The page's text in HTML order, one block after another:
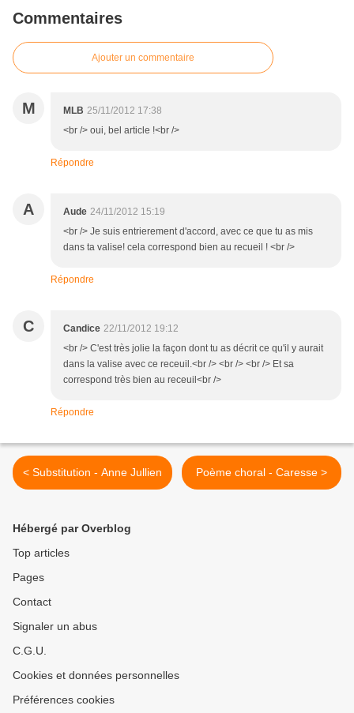
Commentaires
Ajouter un commentaire
M MLB 25/11/2012 17:38
<br /> oui, bel article !<br />
Répondre
A Aude 24/11/2012 15:19
<br /> Je suis entrierement d'accord, avec ce que tu as mis
dans ta valise! cela correspond bien au recueil ! <br />
Répondre
C Candice 22/11/2012 19:12
<br /> C'est très jolie la façon dont tu as décrit ce qu'il y aurait
dans la valise avec ce receuil.<br /> <br /> <br /> Et sa
correspond très bien au receuil<br />
Répondre
< Substitution - Anne Jullien Poème choral - Caresse >
Hébergé par Overblog
Top articles
Pages
Contact
Signaler un abus
C.G.U.
Cookies et données personnelles
Préférences cookies